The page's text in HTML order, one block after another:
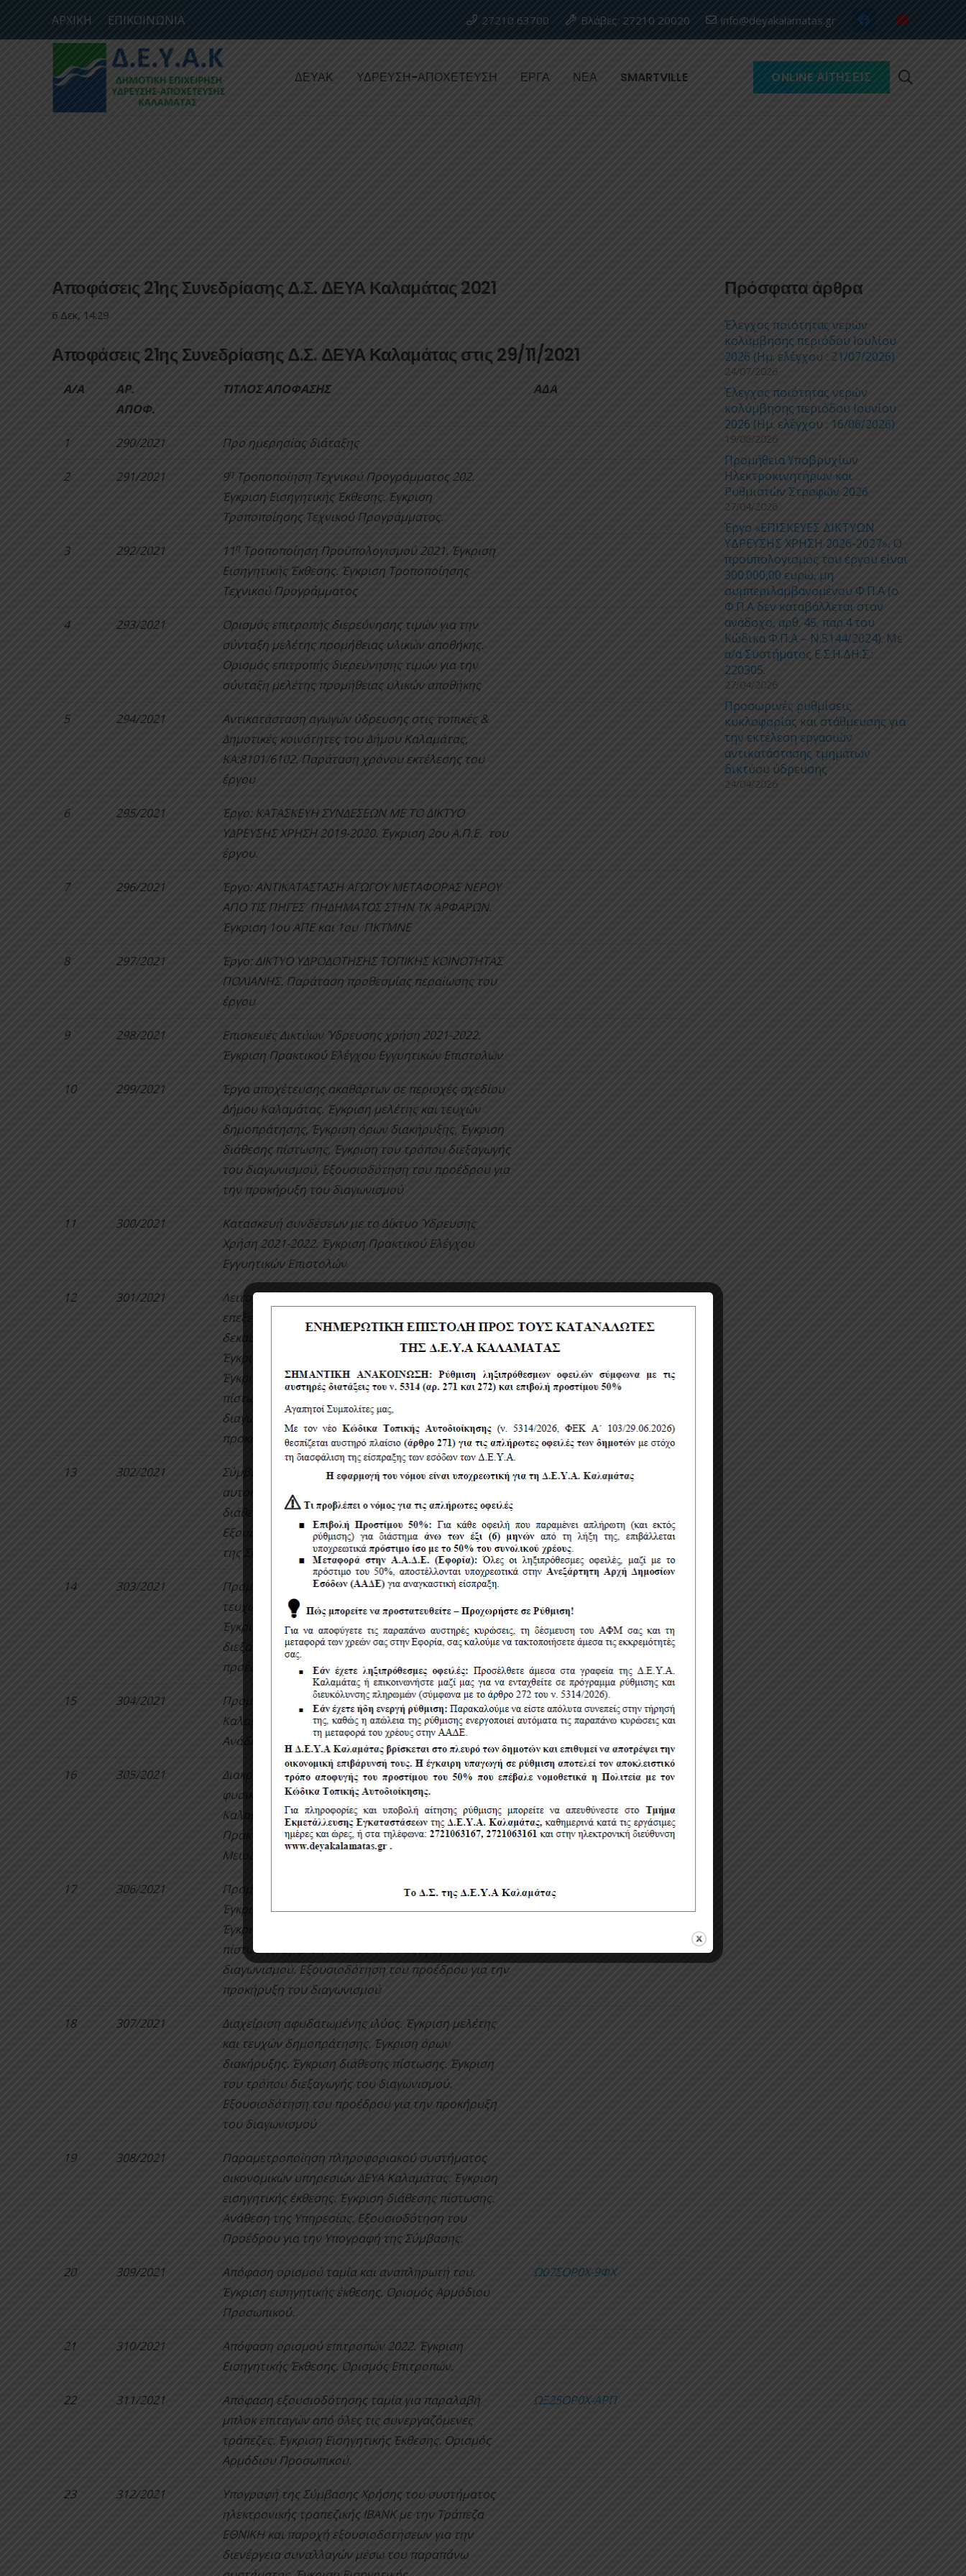
ΑΡΧΙΚΗ ΕΠΙΚΟΙΝΩΝΙΑ 27210 63700 Βλάβες: 27210 20020 info@deyakalamatas.gr
ΔΕΥΑΚ ΥΔΡΕΥΣΗ-ΑΠΟΧΕΤΕΥΣΗ ΕΡΓΑ ΝΕΑ SMARTVILLE ONLINE ΑΙΤΉΣΕΙΣ
Αποφάσεις 21ης Συνεδρίασης Δ.Σ. ΔΕΥΑ Καλαμάτας 2021
6 Δεκ, 14:29
Αποφάσεις 21ης Συνεδρίασης Δ.Σ. ΔΕΥΑ Καλαμάτας στις 29/11/2021
Α/Α
ΑΡ.
ΑΠΟΦ.
ΤΙΤΛΟΣ ΑΠΟΦΑΣΗΣ ΑΔΑ
1 290/2021 Προ ημερησίας διάταξης
2 291/2021 9ηΤροποποίηση Τεχνικού Προγράμματος 202.
Έγκριση Εισηγητικής Έκθεσης. Έγκριση
Τροποποίησης Τεχνικού Προγράμματος.
3 292/2021 11ηΤροποποίηση Προϋπολογισμού 2021. Έγκριση
Εισηγητικής Έκθεσης. Έγκριση Τροποποίησης
Τεχνικού Προγράμματος
4 293/2021
Ορισμός επιτροπής διερεύνησης τιμών για την
σύνταξη μελέτης προμήθειας υλικών αποθήκης.
Ορισμός επιτροπής διερεύνησης τιμών για την
σύνταξη μελέτης προμήθειας υλικών αποθήκης
5 294/2021
Αντικατάσταση αγωγών ύδρευσης στις τοπικές &
Δημοτικές κοινότητες του Δήμου Καλαμάτας,
ΚΑ:8101/6102. Παράταση χρόνου εκτέλεσης του
έργου
6 295/2021
Έργο: ΚΑΤΑΣΚΕΥΗ ΣΥΝΔΕΣΕΩΝ ΜΕ ΤΟ ΔΙΚΤΥΟ
ΥΔΡΕΥΣΗΣ ΧΡΗΣΗ 2019-2020. Έγκριση 2ου Α.Π.Ε. του
έργου.
7 296/2021
Έργο: ΑΝΤΙΚΑΤΑΣΤΑΣΗ ΑΓΩΓΟΥ ΜΕΤΑΦΟΡΑΣ ΝΕΡΟΥ
ΑΠΟ ΤΙΣ ΠΗΓΕΣ ΠΗΔΗΜΑΤΟΣ ΣΤΗΝ ΤΚ ΑΡΦΑΡΩΝ.
Έγκριση 1ου ΑΠΕ και 1ου ΠΚΤΜΝΕ
8 297/2021
Έργο: ΔΙΚΤΥΟ ΥΔΡΟΔΟΤΗΣΗΣ ΤΟΠΙΚΗΣ ΚΟΙΝΟΤΗΤΑΣ
ΠΟΛΙΑΝΗΣ. Παράταση προθεσμίας περαίωσης του
έργου
9 298/2021
Επισκευές Δικτύων Ύδρευσης χρήση 2021-2022.
Έγκριση Πρακτικού Ελέγχου Εγγυητικών Επιστολών
10 299/2021
Έργα αποχέτευσης ακαθάρτων σε περιοχές σχεδίου
Δήμου Καλαμάτας. Έγκριση μελέτης και τευχών
δημοπράτησης, Έγκριση όρων διακήρυξης, Έγκριση
διάθεσης πίστωσης, Έγκριση του τρόπου διεξαγωγής
του διαγωνισμού, Εξουσιοδότηση του προέδρου για
την προκήρυξη του διαγωνισμού
11 300/2021
Κατασκευή συνδέσεων με το Δίκτυο Ύδρευσης
Χρήση 2021-2022. Έγκριση Πρακτικού Ελέγχου
Εγγυητικών Επιστολών
12 301/2021
Λειτουργία και συντήρηση εγκατάστασης
επεξεργασίας λυμάτων (ΕΕΛ) Καλαμάτας και των
δεκαοχτώ (18) αντλιοστασίων λυμάτων της ΔΕΥΑΚ.
Έγκριση μελέτης και τευχών δημοπράτησης.
Έγκριση όρων διακήρυξης. Έγκριση διάθεσης
πίστωσης. Έγκριση του τρόπου διεξαγωγής του
διαγωνισμού. Εξουσιοδότηση του προέδρου για την
προκήρυξη του διαγωνισμού
13 302/2021
Σύμβαση παροχής υπηρεσιών (1 μηχανικού
αυτοκινήτων). Έγκριση εισηγητικής έκθεσης. Έγκριση
διάθεσης πίστωσης. Ανάθεση της Υπηρεσίας.
Εξουσιοδότηση του Προέδρου για την Υπογραφή
της Σύμβασης.
6Β9ΗΟΡ0Χ-ΜΦ3
14 303/2021
Προμήθεια υδρομέτρων. Έγκριση μελέτης και
τευχών δημοπράτησης. Έγκριση όρων διακήρυξης.
Έγκριση διάθεσης πίστωσης. Έγκριση του τρόπου
διεξαγωγής του διαγωνισμού. Εξουσιοδότηση του
προέδρου για την προκήρυξη του διαγωνισμού
15 304/2021
Προμήθεια πολυηλεκτρολύτη για την ΕΕΛ της ΔΕΥΑ
Καλαμάτας. Έγκριση Πρακτικού Κατακύρωσης.
Ανάδειξη οριστικού Μειοδότη
ΨΠΦ0ΟΡ0Χ-2Ψ1
16 305/2021
Διακρίβωση εξοπλισμού εργαστηρίου
φυσικοχημικών και μικροβιολογικών δοκιμών ΔΕΥΑ
Καλαμάτας. Έγκριση εισηγητικής έκθεσης. Έγκριση
Πρακτικού Κατακύρωσης. Ανάδειξη οριστικού
Μειοδότη
17 306/2021
Προμήθεια υγρών καυσίμων χρήσης 2022-2023.
Έγκριση μελέτης και τευχών δημοπράτησης.
Έγκριση όρων διακήρυξης. Έγκριση διάθεσης
πίστωσης. Έγκριση του τρόπου διεξαγωγής του
διαγωνισμού. Εξουσιοδότηση του προέδρου για την
προκήρυξη του διαγωνισμού
18 307/2021
Διαχείριση αφυδατωμένης ιλύος. Έγκριση μελέτης
και τευχών δημοπράτησης. Έγκριση όρων
διακήρυξης. Έγκριση διάθεσης πίστωσης. Έγκριση
του τρόπου διεξαγωγής του διαγωνισμού.
Εξουσιοδότηση του προέδρου για την προκήρυξη
του διαγωνισμού
19 308/2021
Παραμετροποίηση πληροφοριακού συστήματος
οικονομικών υπηρεσιών ΔΕΥΑ Καλαμάτας. Έγκριση
εισηγητικής έκθεσης. Έγκριση διάθεσης πίστωσης.
Ανάθεση της Υπηρεσίας. Εξουσιοδότηση του
Προέδρου για την Υπογραφή της Σύμβασης.
20 309/2021
Απόφαση ορισμού ταμία και αναπληρωτή του.
Έγκριση εισηγητικής έκθεσης. Ορισμός Αρμόδιου
Προσωπικού.
Ω07ΣΟΡ0Χ-9ΦΧ
21 310/2021
Απόφαση ορισμού επιτροπών 2022. Έγκριση
Εισηγητικής Έκθεσης. Ορισμός Επιτροπών.
22 311/2021
Απόφαση εξουσιοδότησης ταμία για παραλαβή
μπλοκ επιταγών από όλες τις συνεργαζόμενες
τράπεζες. Έγκριση Εισηγητικής Έκθεσης. Ορισμός
Αρμόδιου Προσωπικού.
ΩΞ25ΟΡ0Χ-ΑΡΠ
23 312/2021
Υπογραφή της Σύμβασης Χρήσης του συστήματος
ηλεκτρονικής τραπεζικής IBANK με την Τράπεζα
ΕΘΝΙΚΗ και παροχή εξουσιοδοτήσεων για την
διενέργεια συναλλαγών μέσω του παραπάνω
Πρόσφατα άρθρα
Έλεγχος ποιότητας νερών
κολύμβησης περιόδου Ιουλίου
2026 (Ημ. ελέγχου : 21/07/2026)
24/07/2026
Έλεγχος ποιότητας νερών
κολύμβησης περιόδου Ιουνίου
2026 (Ημ. ελέγχου : 16/06/2026)
19/06/2026
Προμήθεια Υποβρυχίων
Ηλεκτροκινητήρων και
Ρυθμιστών Στροφών 2026
27/04/2026
Έργο «ΕΠΙΣΚΕΥΕΣ ΔΙΚΤΥΩΝ
ΥΔΡΕΥΣΗΣ ΧΡΗΣΗ 2026-2027», Ο
προϋπολογισμός του έργου είναι
300.000,00 ευρώ, μη
συμπεριλαμβανομένου Φ.Π.Α (ο
Φ.Π.Α δεν καταβάλλεται στον
ανάδοχο, αρθ. 45, παρ.4 του
Κώδικα Φ.Π.Α – Ν.5144/2024). Με
α/α Συστήματος Ε.Σ.Η.ΔΗ.Σ.:
220305.
27/04/2026
Προσωρινές ρυθμίσεις
κυκλοφορίας και στάθμευσης για
την εκτέλεση εργασιών
αντικατάστασης τμημάτων
δικτύου ύδρευσης
24/04/2026